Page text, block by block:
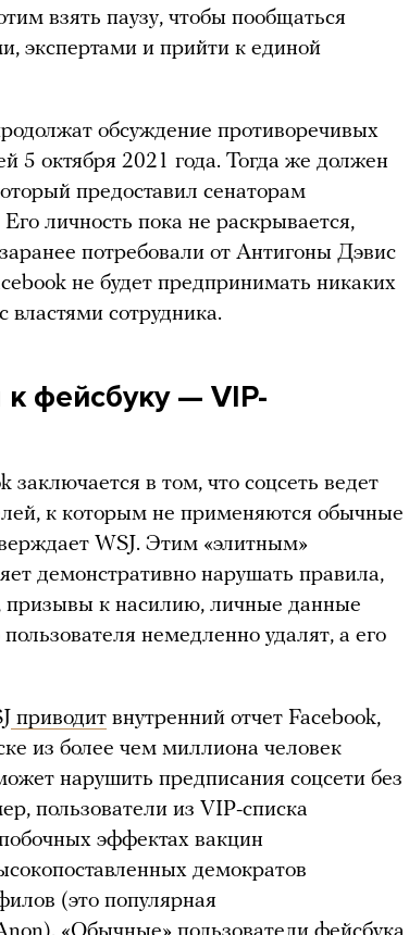
взять паузу, чтобы пообщаться
экспертами и прийти к единой
обсуждение противоречивых
5 октября 2021 года. Тогда же должен
предоставил сенаторам
личность пока не раскрывается,
потребовали от Антигоны Дэвис
не будет предпринимать никаких
сотрудника.
фейсбуку — VIP-
в том, что соцсеть ведет
к которым не применяются обычные
WSJ. Этим «элитным»
демонстративно нарушать правила,
призывы к насилию, личные данные
немедленно удалят, а его
приводит внутренний отчет Facebook,
из более чем миллиона человек
нарушить предписания соцсети без
пользователи из VIP-списка
эффектах вакцин
демократов
(это популярная